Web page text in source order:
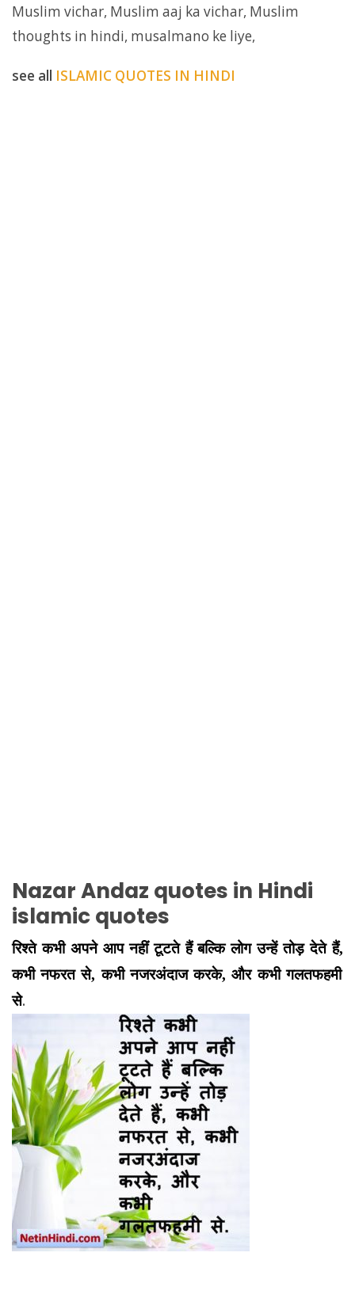
Muslim vichar, Muslim aaj ka vichar, Muslim
thoughts in hindi, musalmano ke liye,
see all ISLAMIC QUOTES IN HINDI
Nazar Andaz quotes in Hindi
islamic quotes
रिश्ते कभी अपने आप नहीं टूटते हैं बल्कि लोग उन्हें तोड़ देते हैं,
कभी नफरत से, कभी नजरअंदाज करके, और कभी गलतफहमी
से.